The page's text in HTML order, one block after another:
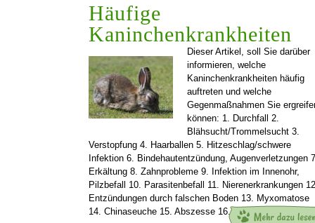
Häufige
Kaninchenkrankheiten
Dieser Artikel, soll Sie darüber
informieren, welche
Kaninchenkrankheiten häufig
auftreten und welche
Gegenmaßnahmen Sie
können: 1. Durchfall 2.
Blähsucht/Trommelsucht 3.
Verstopfung 4. Haarballen 5. Hitzeschlag/schwere
Infektion 6. Bindehautentzündung, Augenverletzungen
Erkältung 8. Zahnprobleme 9. Infektion im Innenohr,
Pilzbefall 10. Parasitenbefall 11. Nierenerkrankungen
Entzündungen durch falschen Boden 13. Myxomatose
14. Chinaseuche 15. Abszesse 16. […]